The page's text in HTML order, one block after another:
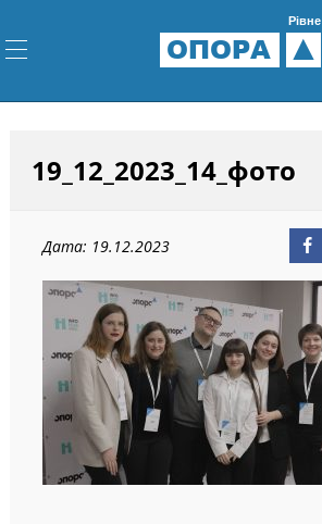
ОПОРА
Рівне
19_12_2023_14_фото
Дата: 19.12.2023